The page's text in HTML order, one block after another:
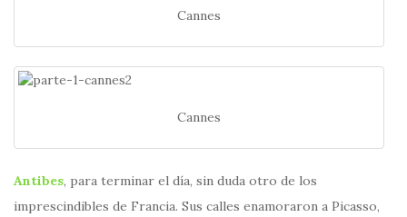
Cannes
Cannes
Antibes, para terminar el día, sin duda otro de los
imprescindibles de Francia. Sus calles enamoraron a Picasso,